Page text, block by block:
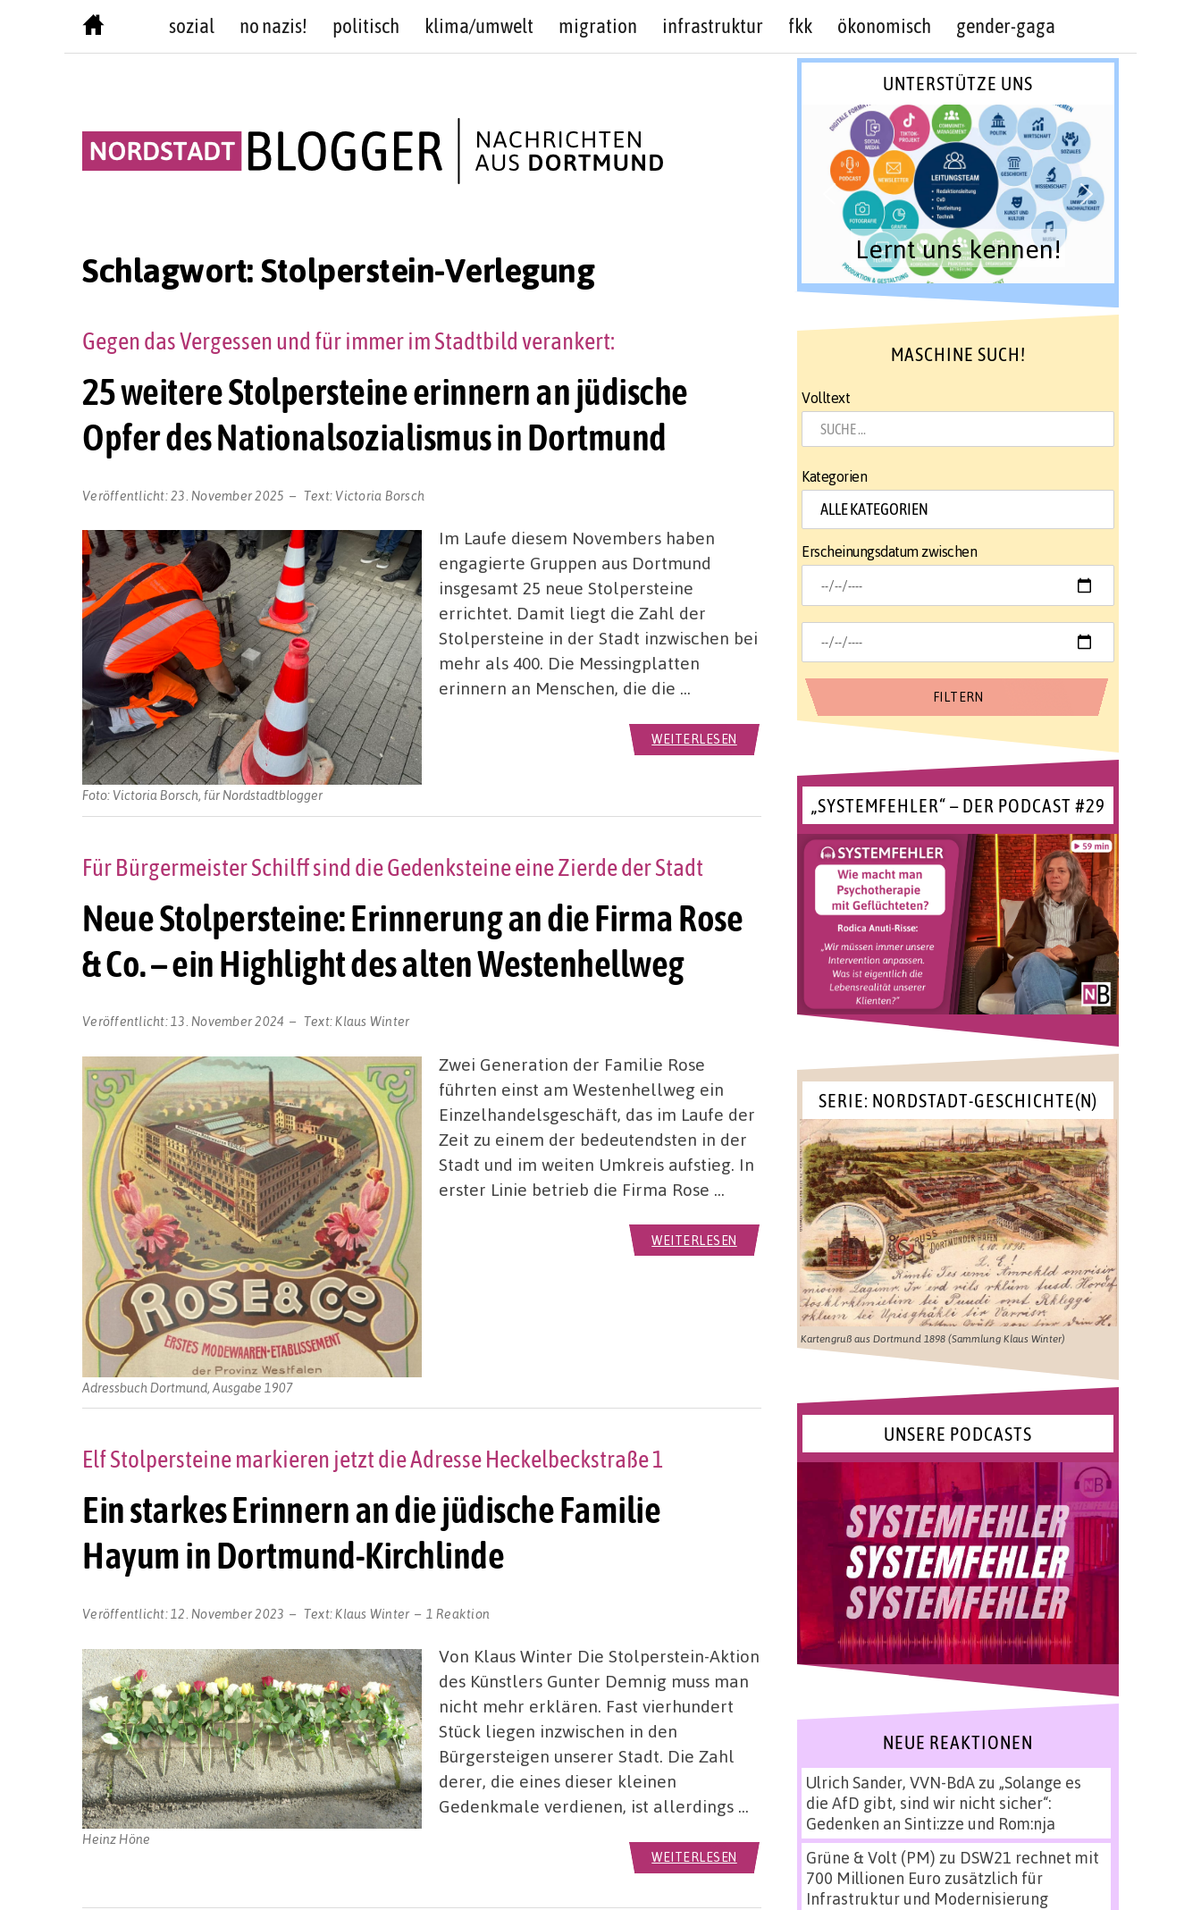
sozial no nazis! politisch klima/umwelt migration infrastruktur fkk ökonomisch gender-gaga
Schlagwort:Stolperstein-Verlegung
25 weitere Stolpersteine erinnern an jüdische
Opfer des Nationalsozialismus in Dortmund
Gegen das Vergessen und für immer im Stadtbild verankert:
Veröffentlicht:23. November 2025 Text: Victoria Borsch
Foto: Victoria Borsch, für Nordstadtblogger
Im Laufe diesem Novembers haben
engagierte Gruppen aus Dortmund
insgesamt 25 neue Stolpersteine
errichtet. Damit liegt die Zahl der
Stolpersteine in der Stadt inzwischen bei
mehr als 400. Die Messingplatten
erinnern an Menschen, die die …
WEITERLESEN
Neue Stolpersteine: Erinnerung an die Firma Rose
& Co. – ein Highlight des alten Westenhellweg
Für Bürgermeister Schilff sind die Gedenksteine eine Zierde der Stadt
Veröffentlicht: 13. November 2024 Text:Klaus Winter
Adressbuch Dortmund, Ausgabe 1907
Zwei Generation der Familie Rose
führten einst am Westenhellweg ein
Einzelhandelsgeschäft, das im Laufe der
Zeit zu einem der bedeutendsten in der
Stadt und im weiten Umkreis aufstieg. In
erster Linie betrieb die Firma Rose …
WEITERLESEN
Ein starkes Erinnern an die jüdische Familie
Hayum in Dortmund-Kirchlinde
Elf Stolpersteine markieren jetzt die Adresse Heckelbeckstraße 1
Veröffentlicht: 12. November 2023 Text:Klaus Winter 1 Reaktion
Heinz Höne
Von Klaus Winter Die Stolperstein-Aktion
des Künstlers Gunter Demnig muss man
nicht mehr erklären. Fast vierhundert
Stück liegen inzwischen in den
Bürgersteigen unserer Stadt. Die Zahl
derer, die eines dieser kleinen
Gedenkmale verdienen, ist allerdings …
WEITERLESEN
UNTERSTÜTZE UNS
Lernt uns kennen!
MASCHINE SUCH!
Volltext
Kategorien
Erscheinungsdatum zwischen
„SYSTEMFEHLER“ – DER PODCAST #29
SERIE: NORDSTADT-GESCHICHTE(N)
Kartengruß aus Dortmund 1898 (Sammlung Klaus Winter)
UNSERE PODCASTS
NEUE REAKTIONEN
Ulrich Sander, VVN-BdAzu „Solange es
die AfD gibt, sind wir nicht sicher“:
Gedenken an Sinti:zze und Rom:nja
Grüne & Volt (PM) zu DSW21 rechnet mit
700 Millionen Euro zusätzlich für
Infrastruktur und Modernisierung